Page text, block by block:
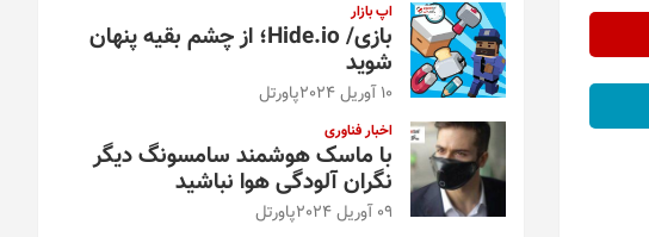
اپ بازار
بازی/ Hide.io؛ از چشم بقیه پنهان
شوید
10 آوریل 2024 پاورتل
اخبار فناوری
با ماسک هوشمند سامسونگ دیگر
نگران آلودگی هوا نباشید
09 آوریل 2024 پاورتل